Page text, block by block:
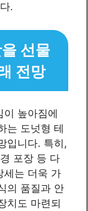
.
선물
전망
이 높아짐에
는 도넛형 테
입니다. 특히,
포장 등 다
세는 더욱 가
의 품질과 안
치도 마련되